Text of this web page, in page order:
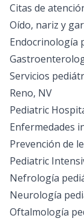
Citas de
Oído, nariz y
Endocrinología
Servicios
Reno, NV
Pediatric
Enfermedades
Prevención de
Pediatric
Nefrología
Neurología
Oftalmología